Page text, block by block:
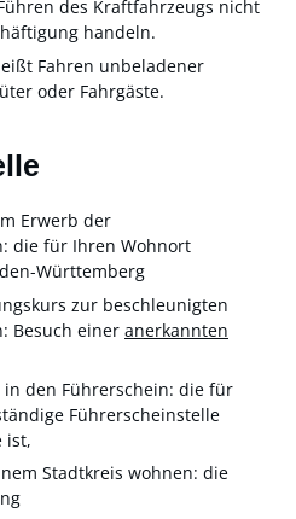
des Kraftfahrzeugs nicht
handeln.
Fahren unbeladener
oder Fahrgäste.
Erwerb der
die für Ihren Wohnort
Württemberg
zur beschleunigten
Besuch einer anerkannten
den Führerschein: die für
Führerscheinstelle
ist,
Stadtkreis wohnen: die